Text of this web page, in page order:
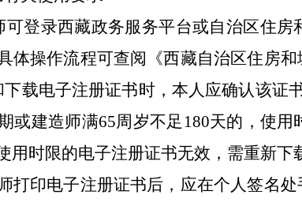
可登录西藏政务服务平台或自治区住房
体操作流程可查阅《西藏自治区住房和
下载电子注册证书时，本人应确认该证
或建造师满65周岁不足180天的，使
用时限的电子注册证书无效，需重新下
打印电子注册证书后，应在个人签名